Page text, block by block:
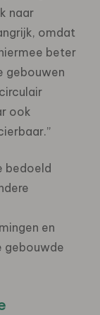
naar
omdat
beter
gebouwen
ook
bedoeld
en
gebouwde